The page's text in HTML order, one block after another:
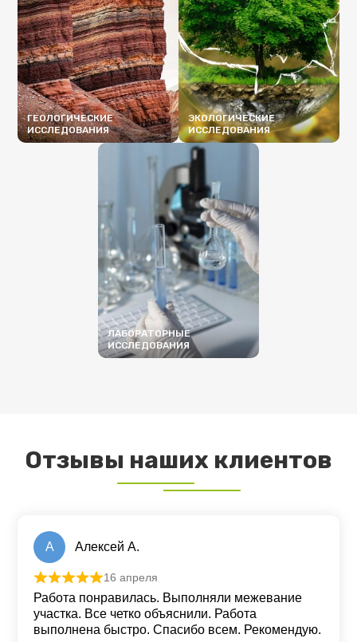
ГЕОЛОГИЧЕСКИЕ
ИССЛЕДОВАНИЯ
ЭКОЛОГИЧЕСКИЕ
ИССЛЕДОВАНИЯ
ЛАБОРАТОРНЫЕ
ИССЛЕДОВАНИЯ
Отзывы наших клиентов
А Алексей А.
Оценка из 5
16 апреля
Работа понравилась. Выполняли межевание
участка. Все четко объяснили. Работа
выполнена быстро. Спасибо всем. Рекомендую.